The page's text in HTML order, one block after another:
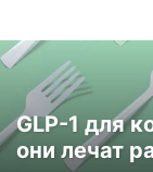
GLP-1 для
они лечат